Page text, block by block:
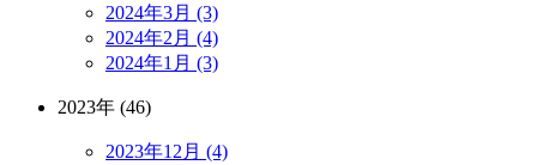
2024年3月 (3)
2024年2月 (4)
2024年1月 (3)
2023年 (46)
2023年12月 (4)